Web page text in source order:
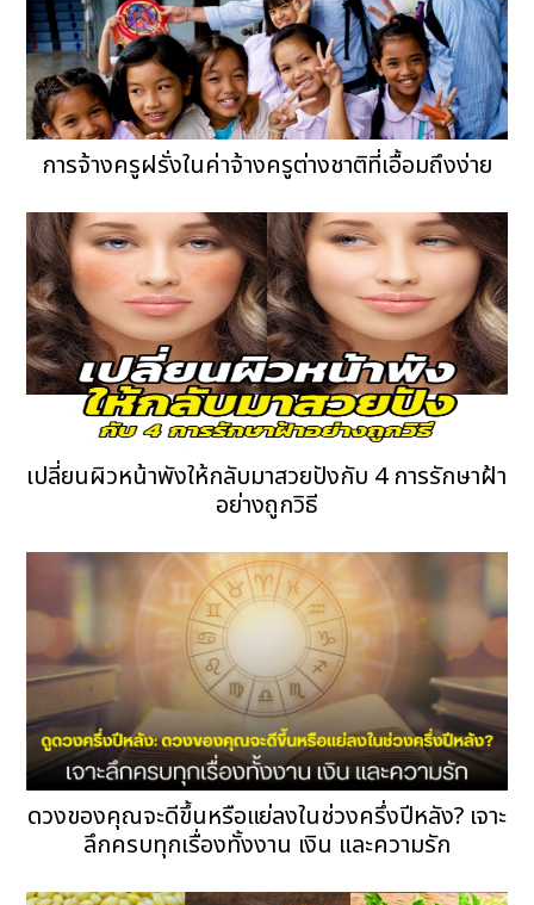
การจ้างครูฝรั่งในค่าจ้างครูต่างชาติที่เอื้อมถึงง่าย
เปลี่ยนผิวหน้าพังให้กลับมาสวยปังกับ 4 การรักษาฝ้า
อย่างถูกวิธี
ดวงของคุณจะดีขึ้นหรือแย่ลงในช่วงครึ่งปีหลัง? เจาะ
ลึกครบทุกเรื่องทั้งงาน เงิน และความรัก